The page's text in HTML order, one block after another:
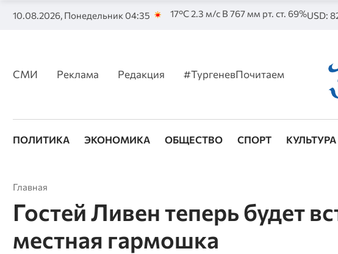
10.08.2026, Понедельник 04:35 17°C 2.3 м/с В 767 мм рт. ст. 69%USD:
СМИ Реклама Редакция #ТургеневПочитаем
ПОЛИТИКА ЭКОНОМИКА ОБЩЕСТВО СПОРТ КУЛЬТУРА
Главная
Гостей Ливен теперь будет
местная гармошка